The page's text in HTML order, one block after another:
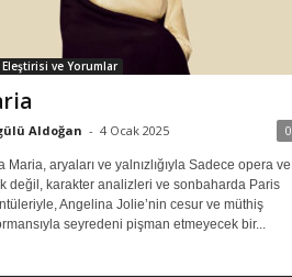
t
u
k
Eleştirisi ve Yorumlar
Aldoğan - 4 Ocak 2025 0
Maria, aryaları ve yalnızlığıyla Sadece opera ve
değil, karakter analizleri ve sonbaharda Paris
Angelina Jolie’nin cesur ve müthiş
seyredeni pişman etmeyecek bir...